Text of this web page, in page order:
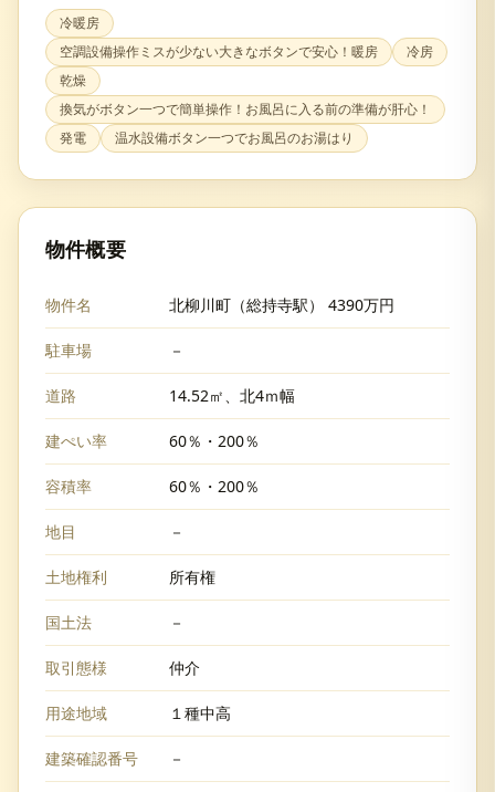
冷暖房
空調設備操作ミスが少ない大きなボタンで安心！暖房
冷房
乾燥
換気がボタン一つで簡単操作！お風呂に入る前の準備が肝心！
発電
温水設備ボタン一つでお風呂のお湯はり
物件概要
物件名 北柳川町（総持寺駅） 4390万円
駐車場 －
道路 14.52㎡、北4ｍ幅
建ぺい率 60％・200％
容積率 60％・200％
地目 －
土地権利 所有権
国土法 －
取引態様 仲介
用途地域 １種中高
建築確認番号 －